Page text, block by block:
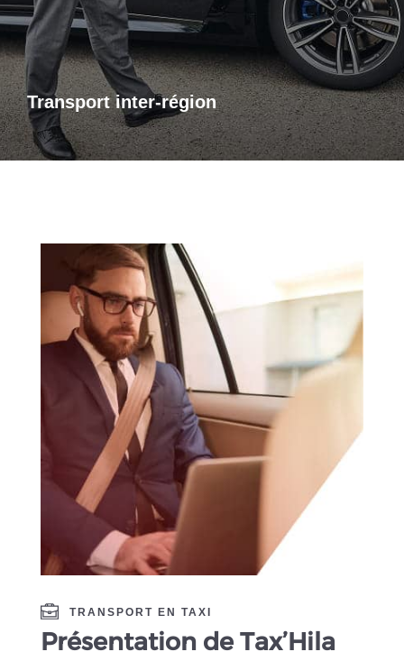
Transport inter-région
bénéficiez d’un accompagnement adapté à vos besoins,
avec des trajets sûrs et sur mesure.
TRANSPORT EN TAXI
Présentation de Tax’Hila